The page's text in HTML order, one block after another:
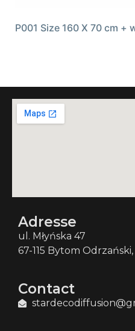
P001 Size 160 X 70 cm +
Adresse
ul. Młyńska 47
67-115 Bytom
Contact